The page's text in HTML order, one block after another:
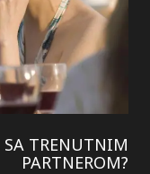
TRENUTNIM
PARTNEROM?